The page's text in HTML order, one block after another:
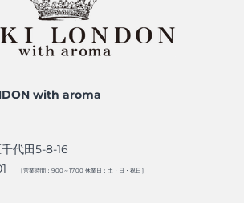
with aroma
代田5-8-16
［営業時間：9:00～17:00 休業日：土・日・祝日］